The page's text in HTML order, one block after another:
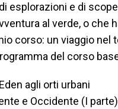
esplorazioni e di
al verde, o che
corso: un viaggio nel
del corso
agli orti urbani
e Occidente (I parte)